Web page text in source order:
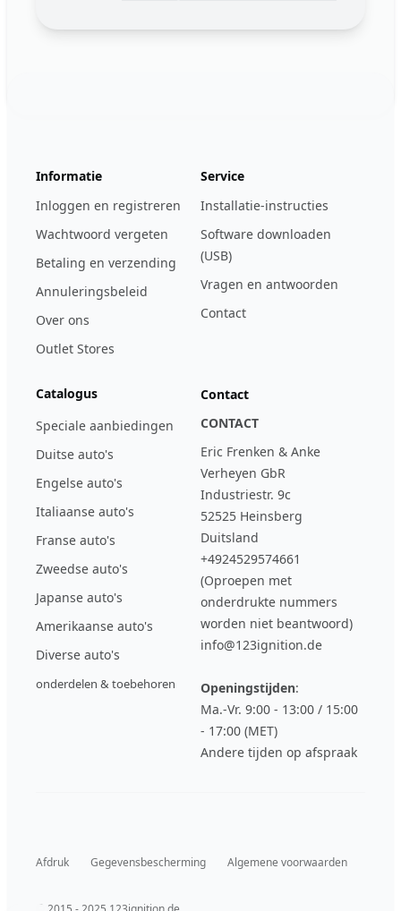
Informatie
Inloggen en registreren
Wachtwoord vergeten
Betaling en verzending
Annuleringsbeleid
Over ons
Outlet Stores
Service
Installatie-instructies
Software downloaden
(USB)
Vragen en antwoorden
Contact
Catalogus
Speciale aanbiedingen
Duitse auto's
Engelse auto's
Italiaanse auto's
Franse auto's
Zweedse auto's
Japanse auto's
Amerikaanse auto's
Diverse auto's
onderdelen & toebehoren
Contact
CONTACT
Eric Frenken & Anke
Verheyen GbR
Industriestr. 9c
52525 Heinsberg
Duitsland
+4924529574661
(Oproepen met
onderdrukte nummers
worden niet beantwoord)
info@123ignition.de
Openingstijden:
Ma.-Vr. 9:00 - 13:00 / 15:00
- 17:00 (MET)
Andere tijden op afspraak
Afdruk Gegevensbescherming Algemene voorwaarden